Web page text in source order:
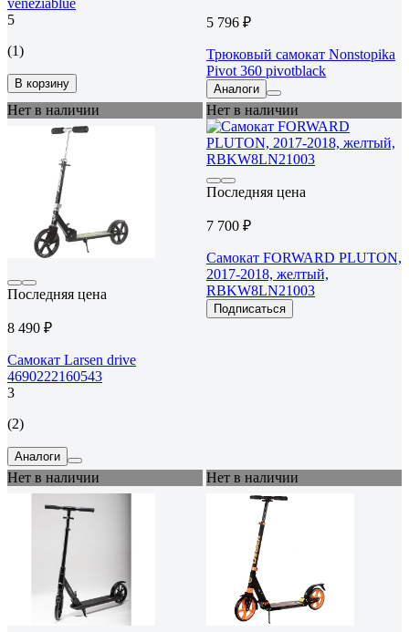
5
(1)
В корзину
5 796 ₽
Трюковый самокат Nonstopika
Pivot 360 pivotblack
Аналоги
Нет в наличии
Последняя цена
8 490 ₽
Самокат Larsen drive
4690222160543
3
(2)
Аналоги
Нет в наличии
Последняя цена
7 700 ₽
Самокат FORWARD PLUTON,
2017-2018, желтый,
RBKW8LN21003
Подписаться
Нет в наличии Нет в наличии